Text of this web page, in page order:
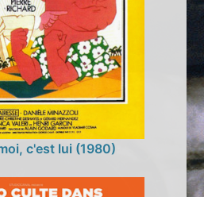
c'est lui (1980)